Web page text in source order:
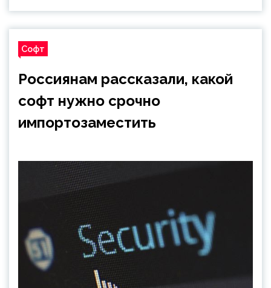
Софт
Россиянам рассказали, какой
софт нужно срочно
импортозаместить